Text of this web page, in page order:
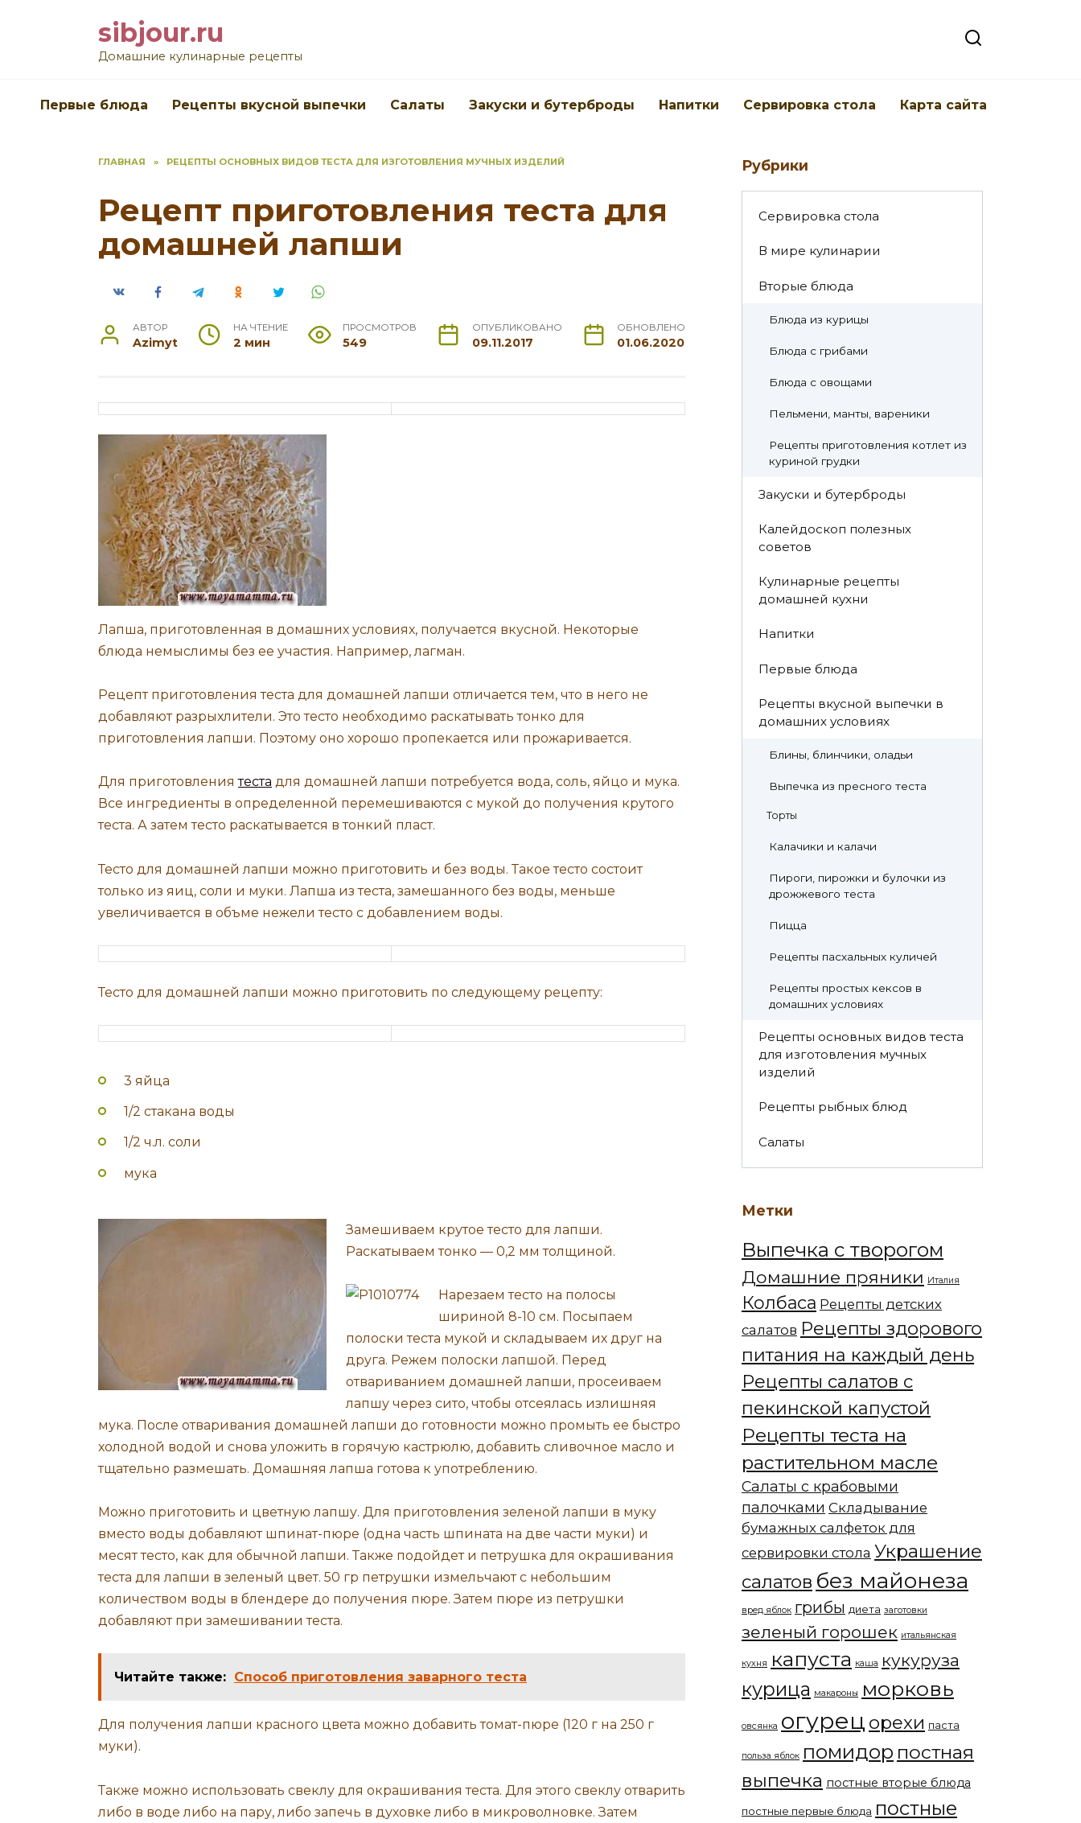
sibjour.ru
Домашние кулинарные рецепты
Первые блюда Рецепты вкусной выпечки Салаты Закуски и бутерброды Напитки Cервировка стола Карта сайта
ГЛАВНАЯ » РЕЦЕПТЫ ОСНОВНЫХ ВИДОВ ТЕСТА ДЛЯ ИЗГОТОВЛЕНИЯ МУЧНЫХ ИЗДЕЛИЙ
Рецепт приготовления теста для
домашней лапши
АВТОР
Azimyt
НА ЧТЕНИЕ
2 мин
ПРОСМОТРОВ
549
ОПУБЛИКОВАНО
09.11.2017
ОБНОВЛЕНО
01.06.2020
Лапша, приготовленная в домашних условиях, получается вкусной. Некоторые
блюда немыслимы без ее участия. Например, лагман.
Рецепт приготовления теста для домашней лапши отличается тем, что в него не
добавляют разрыхлители. Это тесто необходимо раскатывать тонко для
приготовления лапши. Поэтому оно хорошо пропекается или прожаривается.
Для приготовлениятеста для домашней лапши потребуется вода, соль, яйцо и мука.
Все ингредиенты в определенной перемешиваются с мукой до получения крутого
теста. А затем тесто раскатывается в тонкий пласт.
Тесто для домашней лапши можно приготовить и без воды. Такое тесто состоит
только из яиц, соли и муки. Лапша из теста, замешанного без воды, меньше
увеличивается в объме нежели тесто с добавлением воды.
Тесто для домашней лапши можно приготовить по следующему рецепту:
3 яйца
1/2 стакана воды
1/2 ч.л. соли
мука
Замешиваем крутое тесто для лапши.
Раскатываем тонко — 0,2 мм толщиной.
Нарезаем тесто на полосы
шириной 8-10 см. Посыпаем
полоски теста мукой и складываем их друг на
друга. Режем полоски лапшой. Перед
отвариванием домашней лапши, просеиваем
лапшу через сито, чтобы отсеялась излишняя
мука. После отваривания домашней лапши до готовности можно промыть ее быстро
холодной водой и снова уложить в горячую кастрюлю, добавить сливочное масло и
тщательно размешать. Домашняя лапша готова к употреблению.
Можно приготовить и цветную лапшу. Для приготовления зеленой лапши в муку
вместо воды добавляют шпинат-пюре (одна часть шпината на две части муки) и
месят тесто, как для обычной лапши. Также подойдет и петрушка для окрашивания
теста для лапши в зеленый цвет. 50 гр петрушки измельчают с небольшим
количеством воды в блендере до получения пюре. Затем пюре из петрушки
добавляют при замешивании теста.
Читайте также: Способ приготовления заварного теста
Для получения лапши красного цвета можно добавить томат-пюре (120 г на 250 г
муки).
Также можно использовать свеклу для окрашивания теста. Для этого свеклу отварить
либо в воде либо на пару, либо запечь в духовке либо в микроволновке. Затем
Рубрики
Cервировка стола
В мире кулинарии
Вторые блюда
Блюда из курицы
Блюда с грибами
Блюда с овощами
Пельмени, манты, вареники
Рецепты приготовления котлет из
куриной грудки
Закуски и бутерброды
Калейдоскоп полезных
советов
Кулинарные рецепты
домашней кухни
Напитки
Первые блюда
Рецепты вкусной выпечки в
домашних условиях
Блины, блинчики, оладьи
Выпечка из пресного теста
Торты
Калачики и калачи
Пироги, пирожки и булочки из
дрожжевого теста
Пицца
Рецепты пасхальных куличей
Рецепты простых кексов в
домашних условиях
Рецепты основных видов теста
для изготовления мучных
изделий
Рецепты рыбных блюд
Салаты
Метки
Выпечка с творогом
Домашние пряники Италия
Колбаса Рецепты детских
салатов Рецепты здорового
питания на каждый день
Рецепты салатов с
пекинской капустой
Рецепты теста на
растительном масле
Салаты с крабовыми
палочками Складывание
бумажных салфеток для
сервировки стола Украшение
салатов без майонеза
вред яблок грибы диета заготовки
зеленый горошек итальянская
кухня капуста каша кукуруза
курица макароны морковь
овсянка огурец орехи паста
польза яблок помидор постная
выпечка постные вторые блюда
постные первые блюда постные